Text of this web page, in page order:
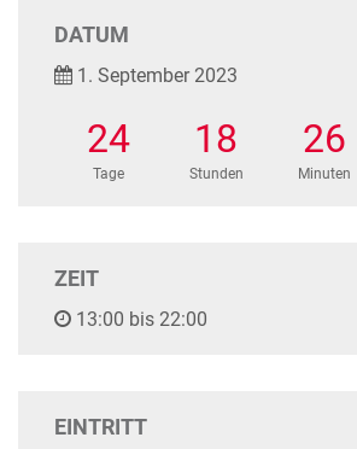
DATUM
1. September 2023
24
Tage
18
Stunden
26
Minuten
ZEIT
13:00 bis 22:00
EINTRITT